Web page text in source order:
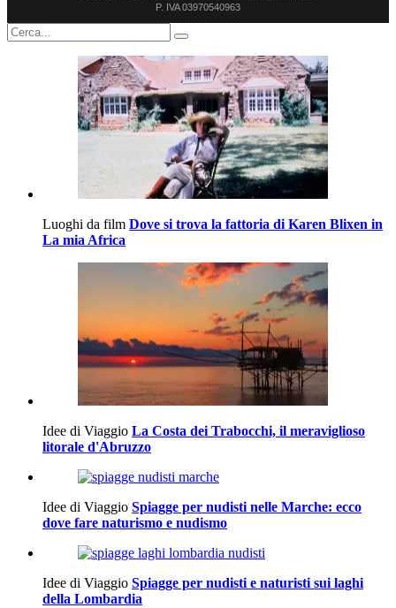
P. IVA 03970540963
Luoghi da film Dove si trova la fattoria di Karen Blixen in
La mia Africa
Idee di Viaggio La Costa dei Trabocchi, il meraviglioso
litorale d'Abruzzo
Idee di Viaggio Spiagge per nudisti nelle Marche: ecco
dove fare naturismo e nudismo
Idee di Viaggio Spiagge per nudisti e naturisti sui laghi
della Lombardia